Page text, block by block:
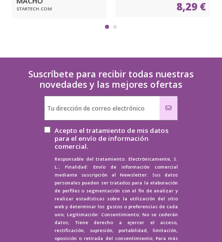
STARTECH.COM 8,29 €
Suscríbete para recibir todas nuestras
novedades y las mejores ofertas
Acepto el tratamiento de mis datos
para el envío de información
comercial.
Responsable del tratamiento: Electrónicamente, S.
L.; Finalidad: Envío de información comercial
mediante suscripción al Newsletter. Sus datos
personales pueden ser tratados para la elaboración
de perfiles o segmentación con el fin de analizar y
realizar estadísticas sobre la utilización del sitio
web y determinar los gustos o preferencias de cada
uno; Legitimación: Consentimiento; No se cederán
datos; Tiene derecho a ejercer el acceso,
rectificación, supresión, portabilidad, limitación,
oposición o retirada del consentimiento; Para más